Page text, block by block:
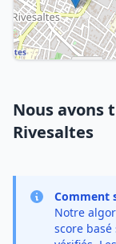
Nous avons
Rivesaltes
Comment
Notre
score